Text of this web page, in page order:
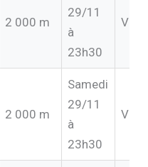
2 000 m
29/11
à
23h30
2 000 m
Samedi
29/11
à
23h30